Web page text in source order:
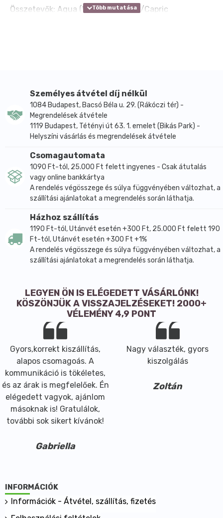
Összetevők: Aqua (Water), Caprylic/Capric
Polysorbate 80, Citrus Unshiu Peel Extract,
Cyclomethicone, Dimethiconol, Glyceryl Stearate
Citrate, Hydrolyzed Rice Protein, Paraffinum Liquidum
(Mineral Oil), Cera Microcristallina (Microcrystalline
Wax), Paraffin, Steareth-21, Trifolium Pratense
(Clover) Flower Extract, Butylene Glycol, Lecithin,
Olea Europaea (Olive) Fruit Oil, Prunus Amygdalus
Dulcis (Sweet Almond) Oil, Hydrogenated Vegetable
Oil, Jasminum Officinale Oil, Carbomer, Polysorbate 20,
Palmitoyl Oligopeptide, Palmitoyl Tetrapeptide-3,
Calcium Gluconate, Sodium Hyaluronate, Sodium
Polyacrylate, Stearic Acid, Hydroxyethylcellulose,
Methylparaben, Diazolidinyl Urea, Parfum (Fragrance),
Linalool, Coumarin, Limonene, Alpha-Isomethyl
Ionone, Geraniol.
Személyes átvétel díj nélkül
1084 Budapest, Bacsó Béla u. 29. (Rákóczi tér) -
Megrendelések átvétele
1119 Budapest, Tétényi út 63. 1. emelet (Bikás Park) -
Helyszíni vásárlás és megrendelések átvétele
Csomagautomata
1090 Ft-tól, 25.000 Ft felett ingyenes - Csak átutalás
vagy online bankkártya
A rendelés végösszege és súlya függvényében változhat, a
szállítási ajánlatokat a megrendelés során láthatja.
Házhoz szállítás
1190 Ft-tól, Utánvét esetén +300 Ft, 25.000 Ft felett 190
Ft-tól, Utánvét esetén +300 Ft +1%
A rendelés végösszege és súlya függvényében változhat, a
szállítási ajánlatokat a megrendelés során láthatja.
LEGYEN ÖN IS ELÉGEDETT VÁSÁRLÓNK!
KÖSZÖNJÜK A VISSZAJELZÉSEKET! 2000+
VÉLEMÉNY 4,9 PONT
Gyors,korrekt kiszállítás,
alapos csomagoás. A
kommunikáció is tökéletes,
és az árak is megfelelőek. Én
elégedett vagyok, ajánlom
másoknak is! Gratulálok,
további sok sikert kívánok!
Gabriella
Nagy választék, gyors
kiszolgálás
Zoltán
INFORMÁCIÓK
Információk - Átvétel, szállítás, fizetés